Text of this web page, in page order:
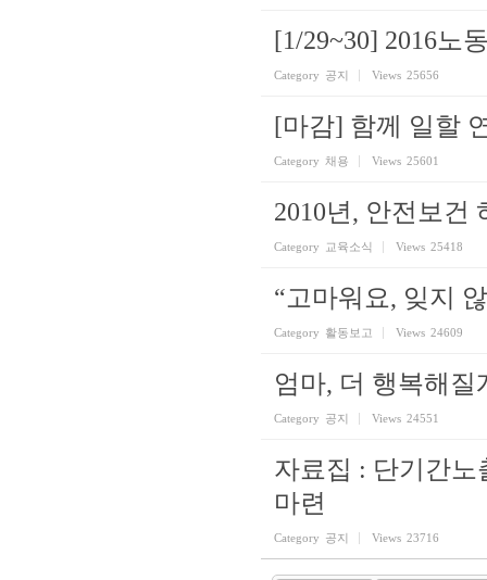
[1/29~30] 2016노
Category 공지 Views 25656
[마감] 함께 일할
Category 채용 Views 25601
2010년, 안전보건
Category 교육소식 Views 25418
“고마워요, 잊지
Category 활동보고 Views 24609
엄마, 더 행복해
Category 공지 Views 24551
자료집 : 단기간
마련
Category 공지 Views 23716